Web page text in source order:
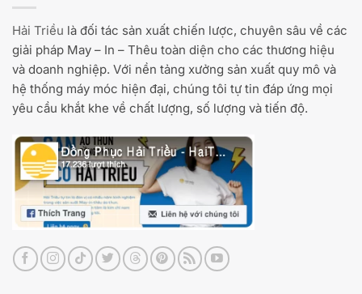
Hải Triều là đối tác sản xuất chiến lược, chuyên sâu về các
giải pháp May – In – Thêu toàn diện cho các thương hiệu
và doanh nghiệp. Với nền tảng xưởng sản xuất quy mô và
hệ thống máy móc hiện đại, chúng tôi tự tin đáp ứng mọi
yêu cầu khắt khe về chất lượng, số lượng và tiến độ.